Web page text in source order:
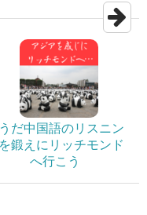
だ中国語のリスニン
鍛えにリッチモンド
へ行こう